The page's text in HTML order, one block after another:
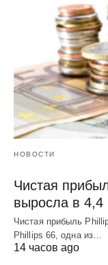
НОВОСТИ
Чистая
выросла в 4,4
Чистая прибыль
Phillips 66, одна из…
14 часов ago